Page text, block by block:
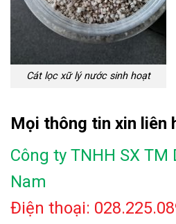
Cát lọc xữ lý nước sinh hoạt
Mọi thông tin xin liên
Công ty TNHH SX TM
Nam
Điện thoại: